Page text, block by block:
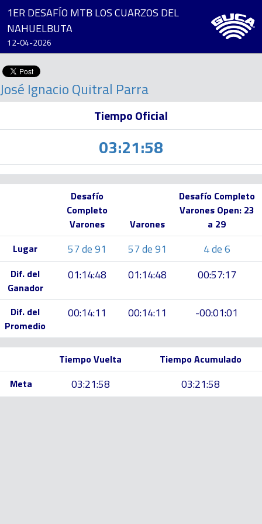
1ER DESAFÍO MTB LOS CUARZOS DEL
NAHUELBUTA
12-04-2026
José Ignacio Quitral Parra
Tiempo Oficial
03:21:58
Desafío
Completo
Varones
Varones
Desafío Completo
Varones Open: 23
a 29
Lugar
57 de 91 57 de 91 4 de 6
Dif. del
Ganador
01:14:48 01:14:48 00:57:17
Dif. del
Promedio
00:14:11 00:14:11 -00:01:01
Tiempo Vuelta
Tiempo Acumulado
Meta
03:21:58 03:21:58